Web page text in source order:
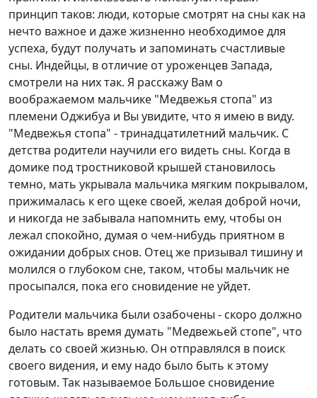
принцип таков: люди, которые смотрят на сны как на
нечто важное и даже жизненно необходимое для
успеха, будут получать и запоминать счастливые
сны. Индейцы, в отличие от уроженцев Запада,
смотрели на них так. Я расскажу Вам о
воображаемом мальчике "Медвежья стопа" из
племени Оджибуа и Вы увидите, что я имею в виду.
"Медвежья стопа" - тринадцатилетний мальчик. С
детства родители научили его видеть сны. Когда в
домике под тростниковой крышей становилось
темно, мать укрывала мальчика мягким покрывалом,
прижималась к его щеке своей, желая доброй ночи,
и никогда не забывала напомнить ему, чтобы он
лежал спокойно, думая о чем-нибудь приятном в
ожидании добрых снов. Отец же призывал тишину и
молился о глубоком сне, таком, чтобы мальчик не
просыпался, пока его сновидение не уйдет.
Родители мальчика были озабочены - скоро должно
было настать время думать "Медвежьей стопе", что
делать со своей жизнью. Он отправлялся в поиск
своего видения, и ему надо было быть к этому
готовым. Так называемое Большое сновидение